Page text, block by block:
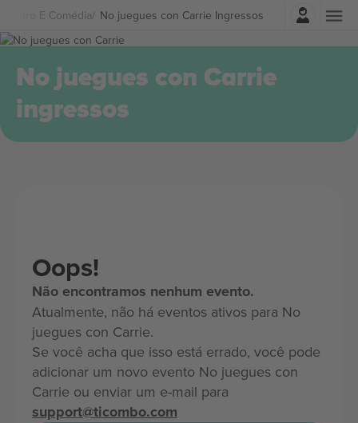
Teatro E Comédia No juegues con Carrie Ingressos
Entrar
No juegues con Carrie
ingressos
Oops!
Não encontramos nenhum evento.
Atualmente, não há eventos ativos para No
juegues con Carrie.
Se você acha que isso está errado, você pode
adicionar um novo evento No juegues con
Carrie ou enviar um e-mail para
support@ticombo.com